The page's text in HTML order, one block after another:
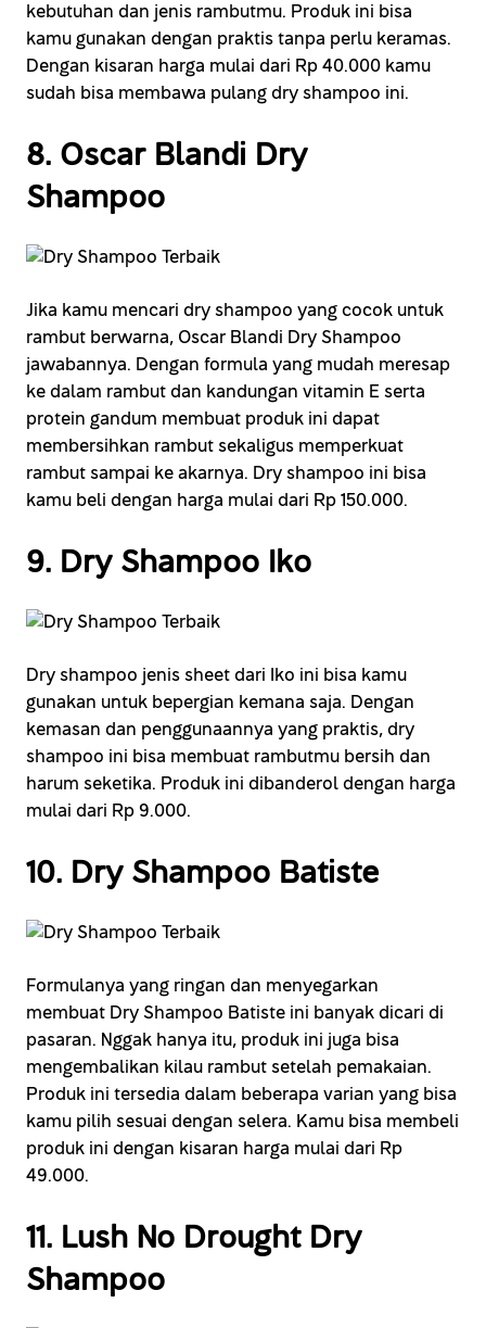
kebutuhan dan jenis rambutmu. Produk ini bisa
kamu gunakan dengan praktis tanpa perlu keramas.
Dengan kisaran harga mulai dari Rp 40.000 kamu
sudah bisa membawa pulang dry shampoo ini.
8. Oscar Blandi Dry
Shampoo
Jika kamu mencari dry shampoo yang cocok untuk
rambut berwarna, Oscar Blandi Dry Shampoo
jawabannya. Dengan formula yang mudah meresap
ke dalam rambut dan kandungan vitamin E serta
protein gandum membuat produk ini dapat
membersihkan rambut sekaligus memperkuat
rambut sampai ke akarnya. Dry shampoo ini bisa
kamu beli dengan harga mulai dari Rp 150.000.
9. Dry Shampoo Iko
Dry shampoo jenis sheet dari Iko ini bisa kamu
gunakan untuk bepergian kemana saja. Dengan
kemasan dan penggunaannya yang praktis, dry
shampoo ini bisa membuat rambutmu bersih dan
harum seketika. Produk ini dibanderol dengan harga
mulai dari Rp 9.000.
10. Dry Shampoo Batiste
Formulanya yang ringan dan menyegarkan
membuat Dry Shampoo Batiste ini banyak dicari di
pasaran. Nggak hanya itu, produk ini juga bisa
mengembalikan kilau rambut setelah pemakaian.
Produk ini tersedia dalam beberapa varian yang bisa
kamu pilih sesuai dengan selera. Kamu bisa membeli
produk ini dengan kisaran harga mulai dari Rp
49.000.
11. Lush No Drought Dry
Shampoo